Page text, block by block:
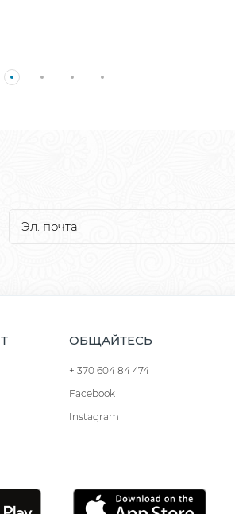
ОБЩАЙТЕСЬ
+ 370 604 84 474
Facebook
Instagram